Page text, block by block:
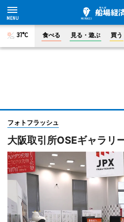
37°C 食べる 見る・遊ぶ 買う
フォトフラッシュ
大阪取引所OSEギャラリ